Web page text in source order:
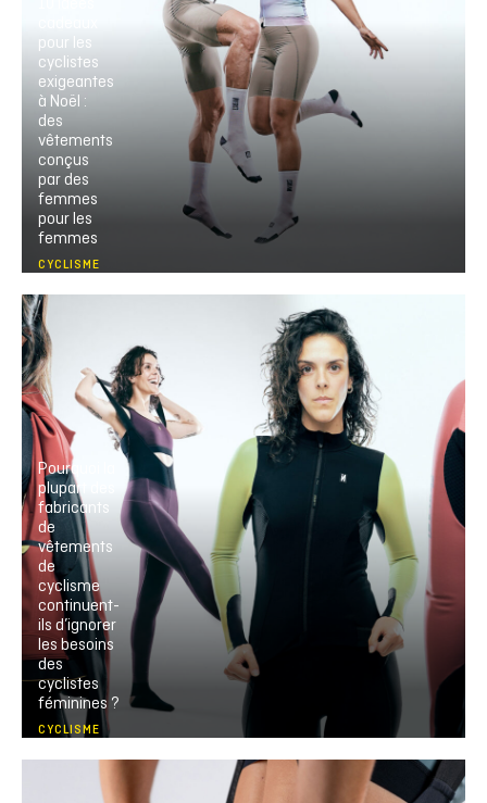
pour les
cyclistes
exigeantes
à Noël :
des
vêtements
conçus
par des
femmes
pour les
femmes
CYCLISME
Pourquoi la
plupart des
fabricants
de
vêtements
de
cyclisme
continuent-
ils d’ignorer
les besoins
des
cyclistes
féminines ?
CYCLISME